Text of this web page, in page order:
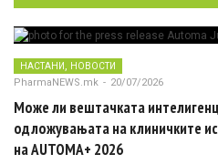
НАСТАНИ НОВОСТИ
PharmaNEWS.mk - 20/07/2026
Може ли вештачката
одложувањата на клиничките
на AUTOMA+ 2026